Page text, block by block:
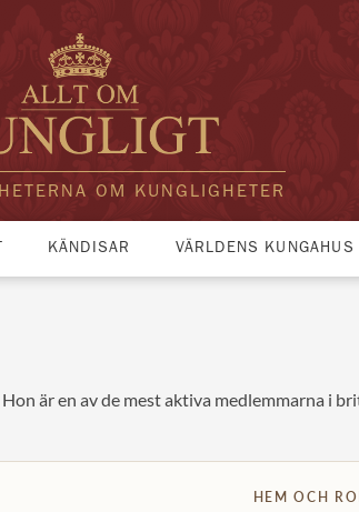
OM KUNGLIGHETER
KÄNDISAR VÄRLDENS KUNGAHUS
Hon är en av de mest aktiva medlemmarna i
HEM OCH